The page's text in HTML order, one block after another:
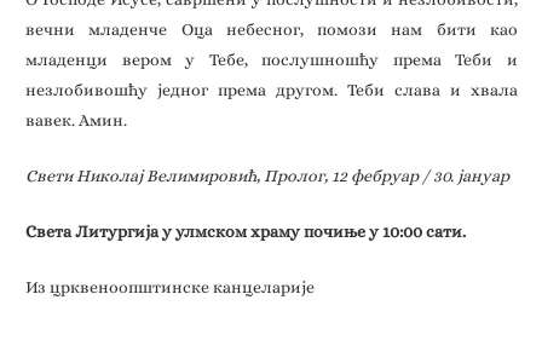
вечни младенче Оца небесног, помози нам бити као
младенци вером у Тебе, послушношћу према Теби и
незлобивошћу једног према другом. Теби слава и хвала
вавек. Амин.
Свети Николај Велимировић, Пролог, 12 фебруар / 30. јануар
Света Литургија у улмском храму почиње у 10:00 сати.
Из црквеноопштинске канцеларије